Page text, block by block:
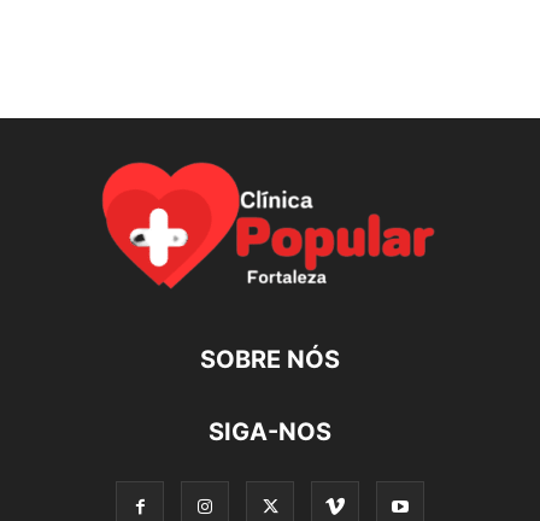
SOBRE NÓS
SIGA-NOS